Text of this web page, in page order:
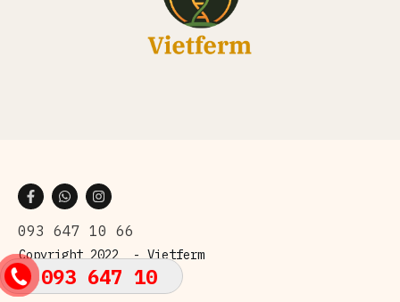
093 647 10
093 647 10 66
Copyright 2022 -Vietferm